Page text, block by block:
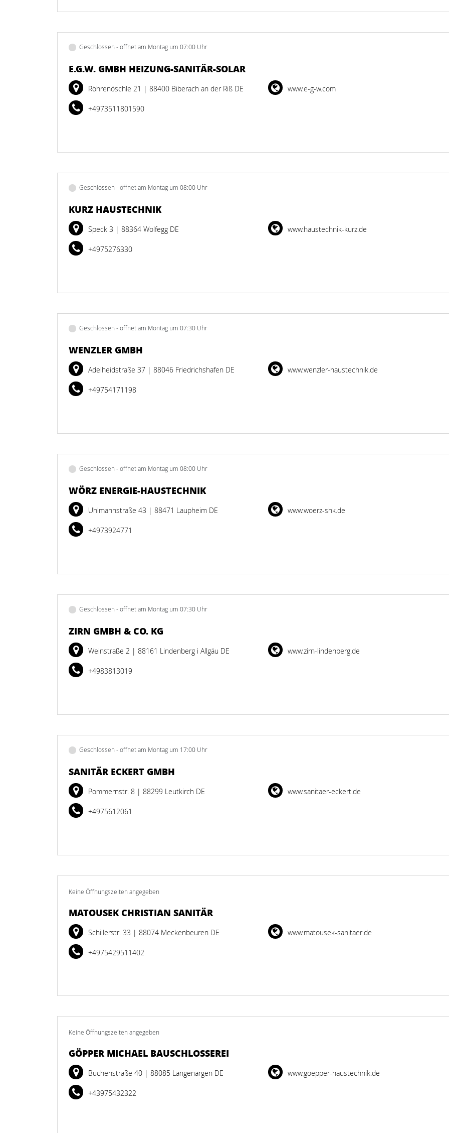
Geschlossen - öffnet am Montag um 07:00 Uhr
E.G.W. GMBH HEIZUNG-SANITÄR-SOLAR
Röhrenöschle 21 | 88400 Biberach an der Riß DE
+4973511801590
www.e-g-w.com
Geschlossen - öffnet am Montag um 08:00 Uhr
KURZ HAUSTECHNIK
Speck 3 | 88364 Wolfegg DE
+4975276330
www.haustechnik-kurz.de
Geschlossen - öffnet am Montag um 07:30 Uhr
WENZLER GMBH
Adelheidstraße 37 | 88046 Friedrichshafen DE
+49754171198
www.wenzler-haustechnik.de
Geschlossen - öffnet am Montag um 08:00 Uhr
WÖRZ ENERGIE-HAUSTECHNIK
Uhlmannstraße 43 | 88471 Laupheim DE
+4973924771
www.woerz-shk.de
Geschlossen - öffnet am Montag um 07:30 Uhr
ZIRN GMBH & CO. KG
Weinstraße 2 | 88161 Lindenberg i Allgäu DE
+4983813019
www.zirn-lindenberg.de
Geschlossen - öffnet am Montag um 17:00 Uhr
SANITÄR ECKERT GMBH
Pommernstr. 8 | 88299 Leutkirch DE
+4975612061
www.sanitaer-eckert.de
Keine Öffnungszeiten angegeben
MATOUSEK CHRISTIAN SANITÄR
Schillerstr. 33 | 88074 Meckenbeuren DE
+4975429511402
www.matousek-sanitaer.de
Keine Öffnungszeiten angegeben
GÖPPER MICHAEL BAUSCHLOSSEREI
Buchenstraße 40 | 88085 Langenargen DE
+43975432322
www.goepper-haustechnik.de